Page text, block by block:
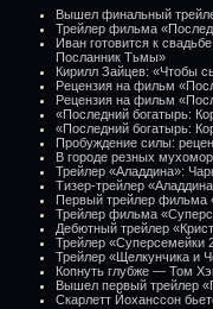
Вышел финальный
Трейлер фильма
Иван готовится к
Посланник Тьмы»
Кирилл Зайцев: «Чтобы
Рецензия на фильм
Рецензия на фильм
«Последний богатырь:
«Последний богатырь:
Пробуждение силы:
В городе резных
Трейлер «Аладдина»:
Тизер-трейлер
Первый трейлер фильма
Трейлер фильма
Дебютный трейлер
Трейлер «Суперсемейки
Трейлер «Щелкунчика и
Копнуть глубже — Том
Вышел первый трейлер
Скарлетт Йоханссон